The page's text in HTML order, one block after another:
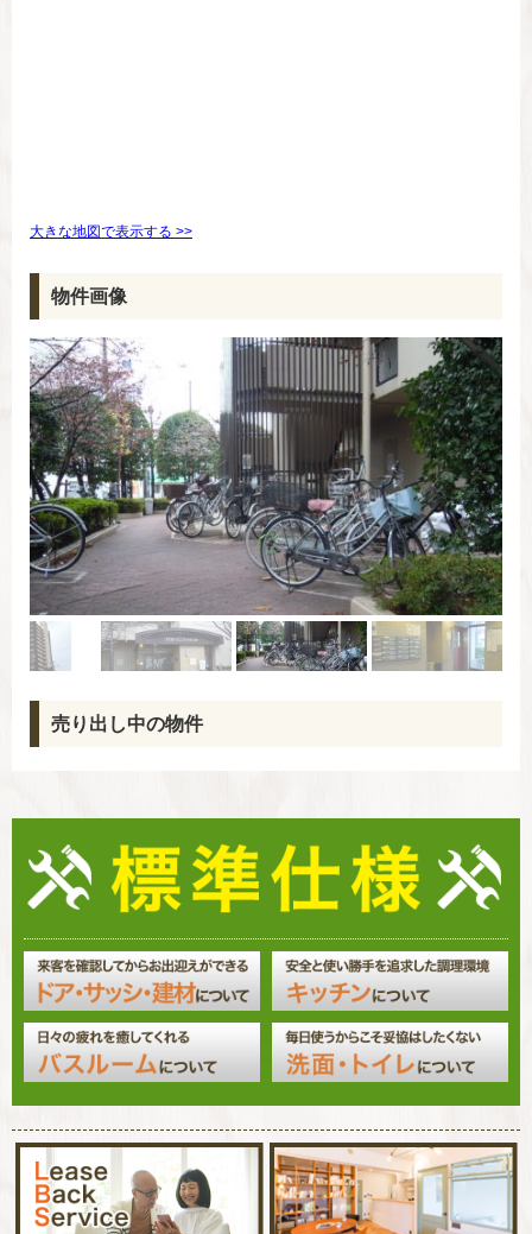
大きな地図で表示する >>
物件画像
売り出し中の物件